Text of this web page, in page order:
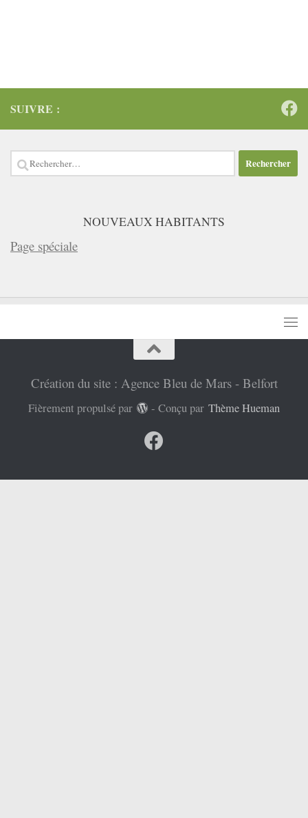
SUIVRE :
Rechercher :
NOUVEAUX HABITANTS
Page spéciale
Création du site : Agence Bleu de Mars - Belfort
Fièrement propulsé par - Conçu par Thème Hueman